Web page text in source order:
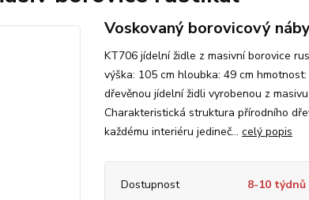
Voskovaný borovicový
KT706 jídelní židle z masivní borovice
výška: 105 cm hloubka: 49 cm
dřevěnou jídelní židli vyrobenou z
Charakteristická struktura přírodního
každému interiéru jedineč... celý popis
Dostupnost 8-10